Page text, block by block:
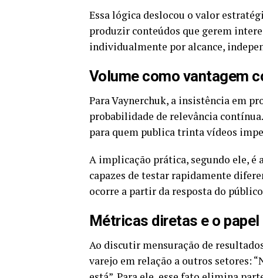
Essa lógica deslocou o valor
produzir conteúdos que gerem
individualmente por alcance,
Volume como vantagem
Para Vaynerchuk, a insistência em
probabilidade de relevância
para quem publica trinta vídeos
A implicação prática, segundo ele, é
capazes de testar rapidamente
ocorre a partir da resposta do
Métricas diretas e o
Ao discutir mensuração de
varejo em relação a outros setores: